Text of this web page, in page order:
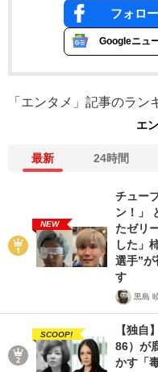
フォロー
Googleニュ
「エンタメ」記事のラン
エ
最新 24時間
NEW
チュー
ン！」
たゼリ
した」
選手”が
す
黒島
SCOOP!
【独自
86）が
かす「